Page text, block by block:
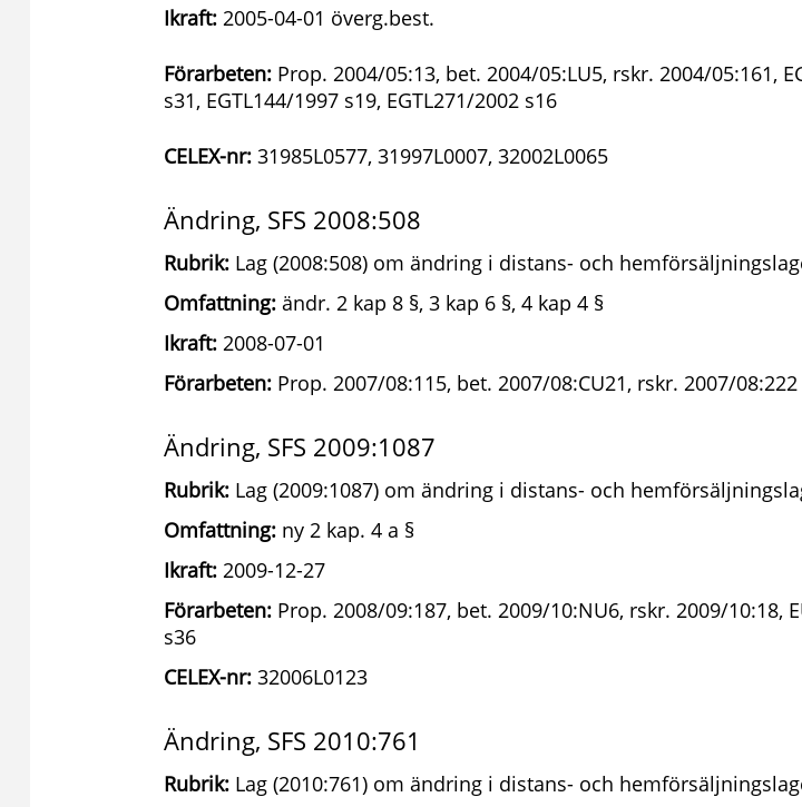
Ikraft: 2005-04-01 överg.best.
Förarbeten: Prop. 2004/05:13, bet. 2004/05:LU5, rskr. 2004/05:161,
s31, EGTL144/1997 s19, EGTL271/2002 s16
CELEX-nr: 31985L0577, 31997L0007, 32002L0065
Ändring, SFS 2008:508
Rubrik: Lag (2008:508) om ändring i distans- och
Omfattning: ändr. 2 kap 8 §, 3 kap 6 §, 4 kap 4 §
Ikraft: 2008-07-01
Förarbeten: Prop. 2007/08:115, bet. 2007/08:CU21, rskr. 2007/08:222
Ändring, SFS 2009:1087
Rubrik: Lag (2009:1087) om ändring i distans- och
Omfattning: ny 2 kap. 4 a §
Ikraft: 2009-12-27
Förarbeten: Prop. 2008/09:187, bet. 2009/10:NU6, rskr. 2009/10:18,
s36
CELEX-nr: 32006L0123
Ändring, SFS 2010:761
Rubrik: Lag (2010:761) om ändring i distans- och